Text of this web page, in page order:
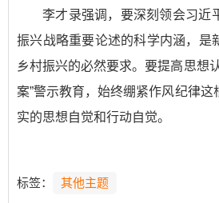
李才录强调，要深刻领会习近
振兴战略重要论述的科学内涵，是
乡村振兴的必然要求。要提高思想
案”警示教育，始终绷紧作风纪律
实的思想自觉和行动自觉。
标签： 其他主题